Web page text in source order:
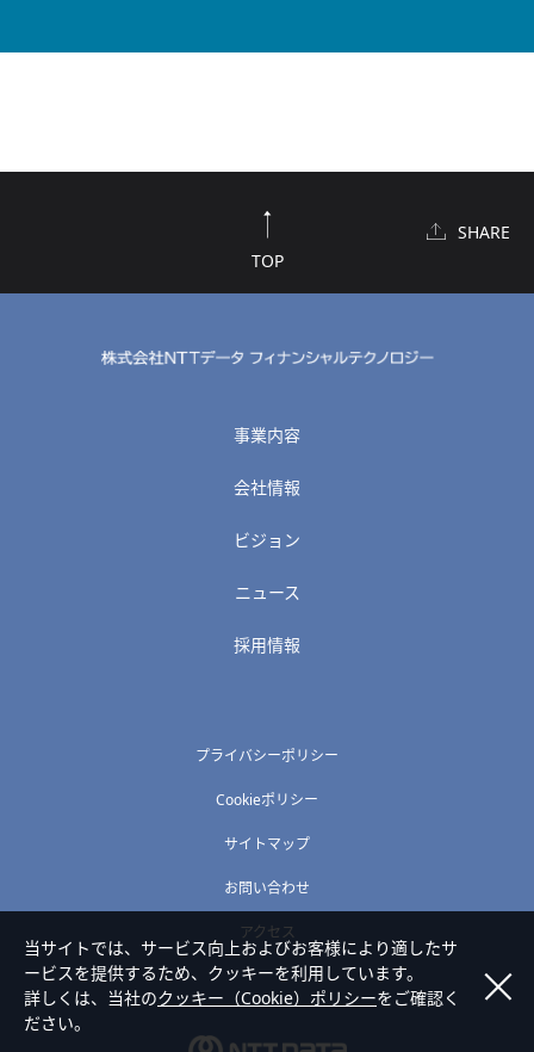
TOP
SHARE
事業内容
会社情報
ビジョン
ニュース
採用情報
プライバシーポリシー
Cookieポリシー
サイトマップ
お問い合わせ
アクセス
当サイトでは、サービス向上およびお客様により適したサ
ービスを提供するため、クッキーを利用しています。
詳しくは、当社のクッキー（Cookie）ポリシーをご確認く
ださい。